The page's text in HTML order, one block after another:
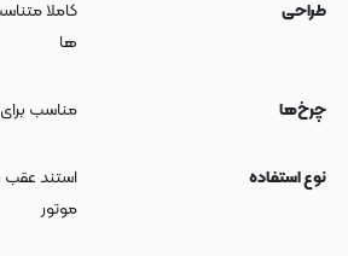
طراحی
کاملا
ها
چرخ‌ها مناسب
نوع استفاده
استند عقب
موتور